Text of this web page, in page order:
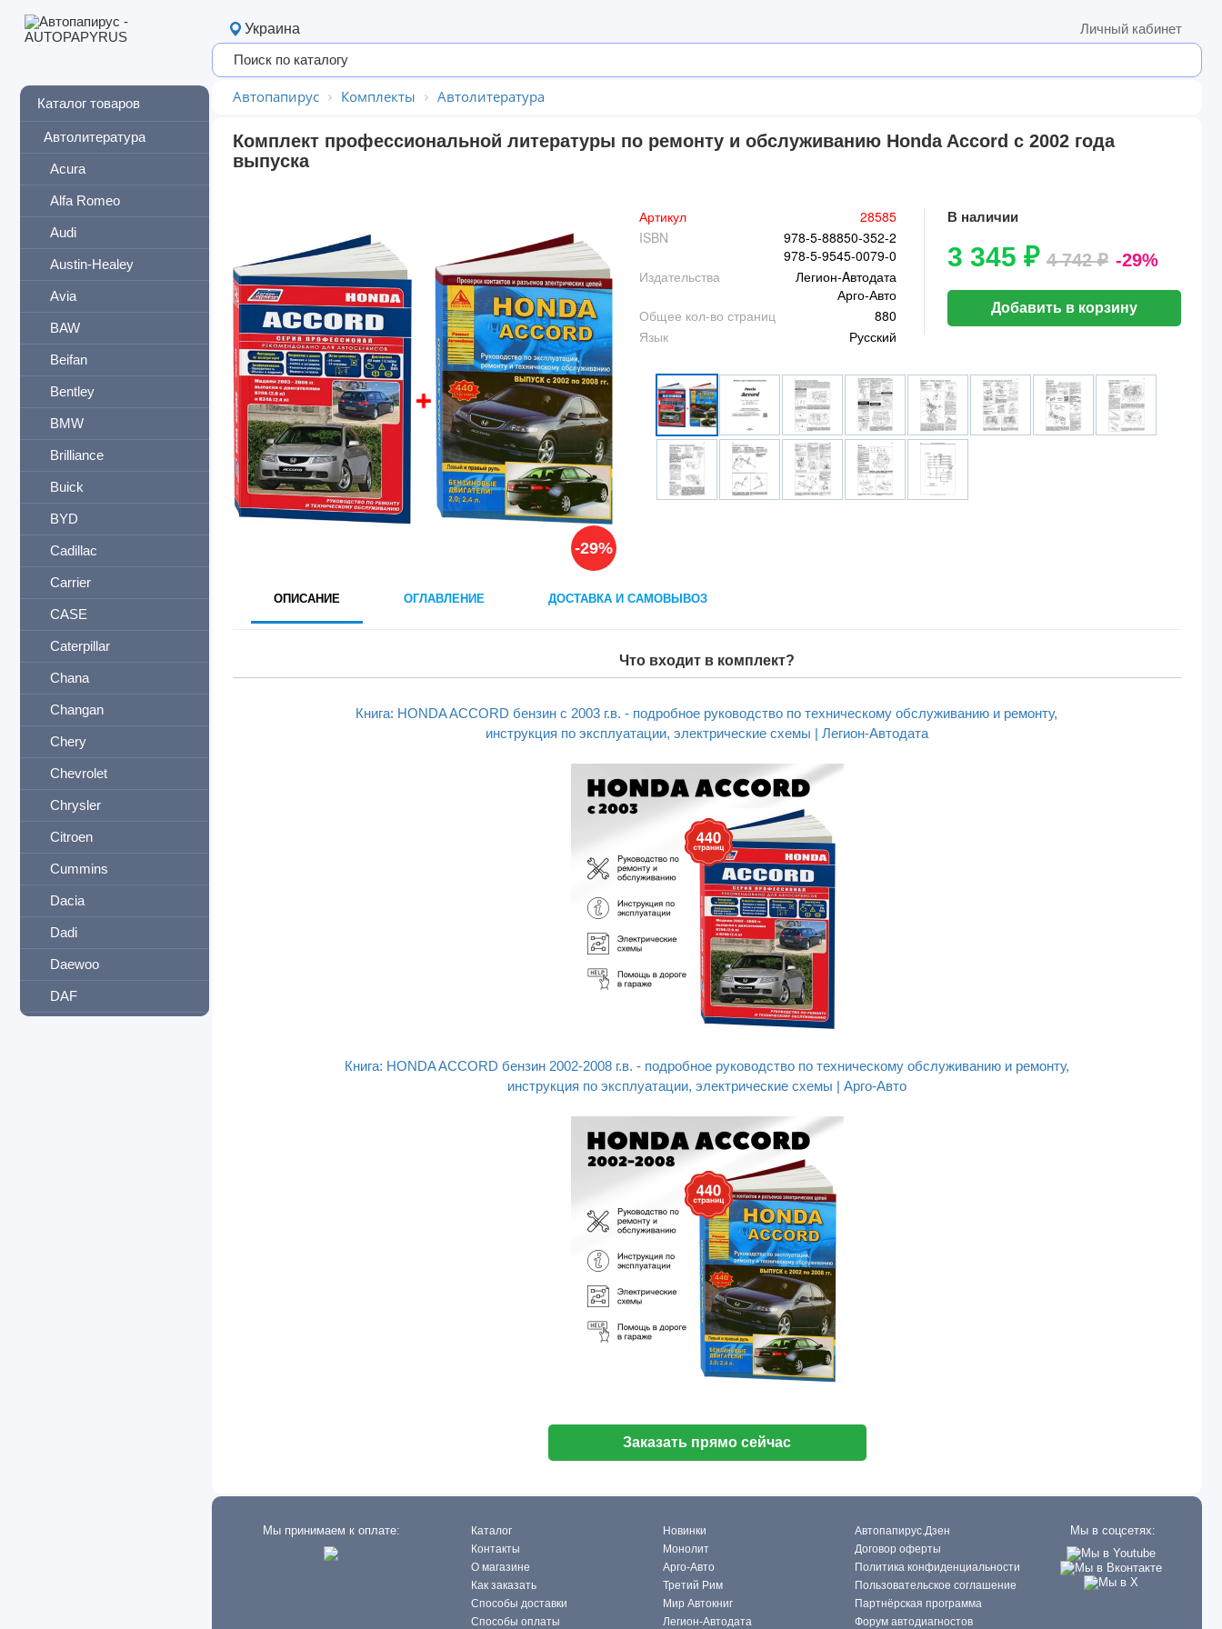
Каталог товаров
Автолитература
Acura
Alfa Romeo
Audi
Austin-Healey
Avia
BAW
Beifan
Bentley
BMW
Brilliance
Buick
BYD
Cadillac
Carrier
CASE
Caterpillar
Chana
Changan
Chery
Chevrolet
Chrysler
Citroen
Cummins
Dacia
Dadi
Daewoo
DAF
Украина Личный кабинет
Автопапирус Комплекты Автолитература
Комплект профессиональной литературы по ремонту и обслуживанию Honda Accord с 2002 года
выпуска
-29%
Артикул
28585
ISBN
978-5-88850-352-2
978-5-9545-0079-0
Издательства
Легион-Aвтодата
Арго-Авто
Общее кол-во страниц
880
Язык
Русский
В наличии
3 345 ₽4 742 ₽ -29%
Добавить в корзину
ОПИСАНИЕ ОГЛАВЛЕНИЕ ДОСТАВКА И САМОВЫВОЗ
Что входит в комплект?
Книга: HONDA ACCORD бензин с 2003 г.в. - подробное руководство по техническому обслуживанию и ремонту,
инструкция по эксплуатации, электрические схемы | Легион-Aвтодата
Книга: HONDA ACCORD бензин 2002-2008 г.в. - подробное руководство по техническому обслуживанию и ремонту,
инструкция по эксплуатации, электрические схемы | Арго-Авто
Заказать прямо сейчас
Мы принимаем к оплате:
Каталог
Контакты
О магазине
Как заказать
Способы доставки
Способы оплаты
Новинки
Монолит
Арго-Авто
Третий Рим
Мир Автокниг
Легион-Автодата
Автопапирус.Дзен
Договор оферты
Политика конфиденциальности
Пользовательское соглашение
Партнёрская программа
Форум автодиагностов
Мы в соцсетях: